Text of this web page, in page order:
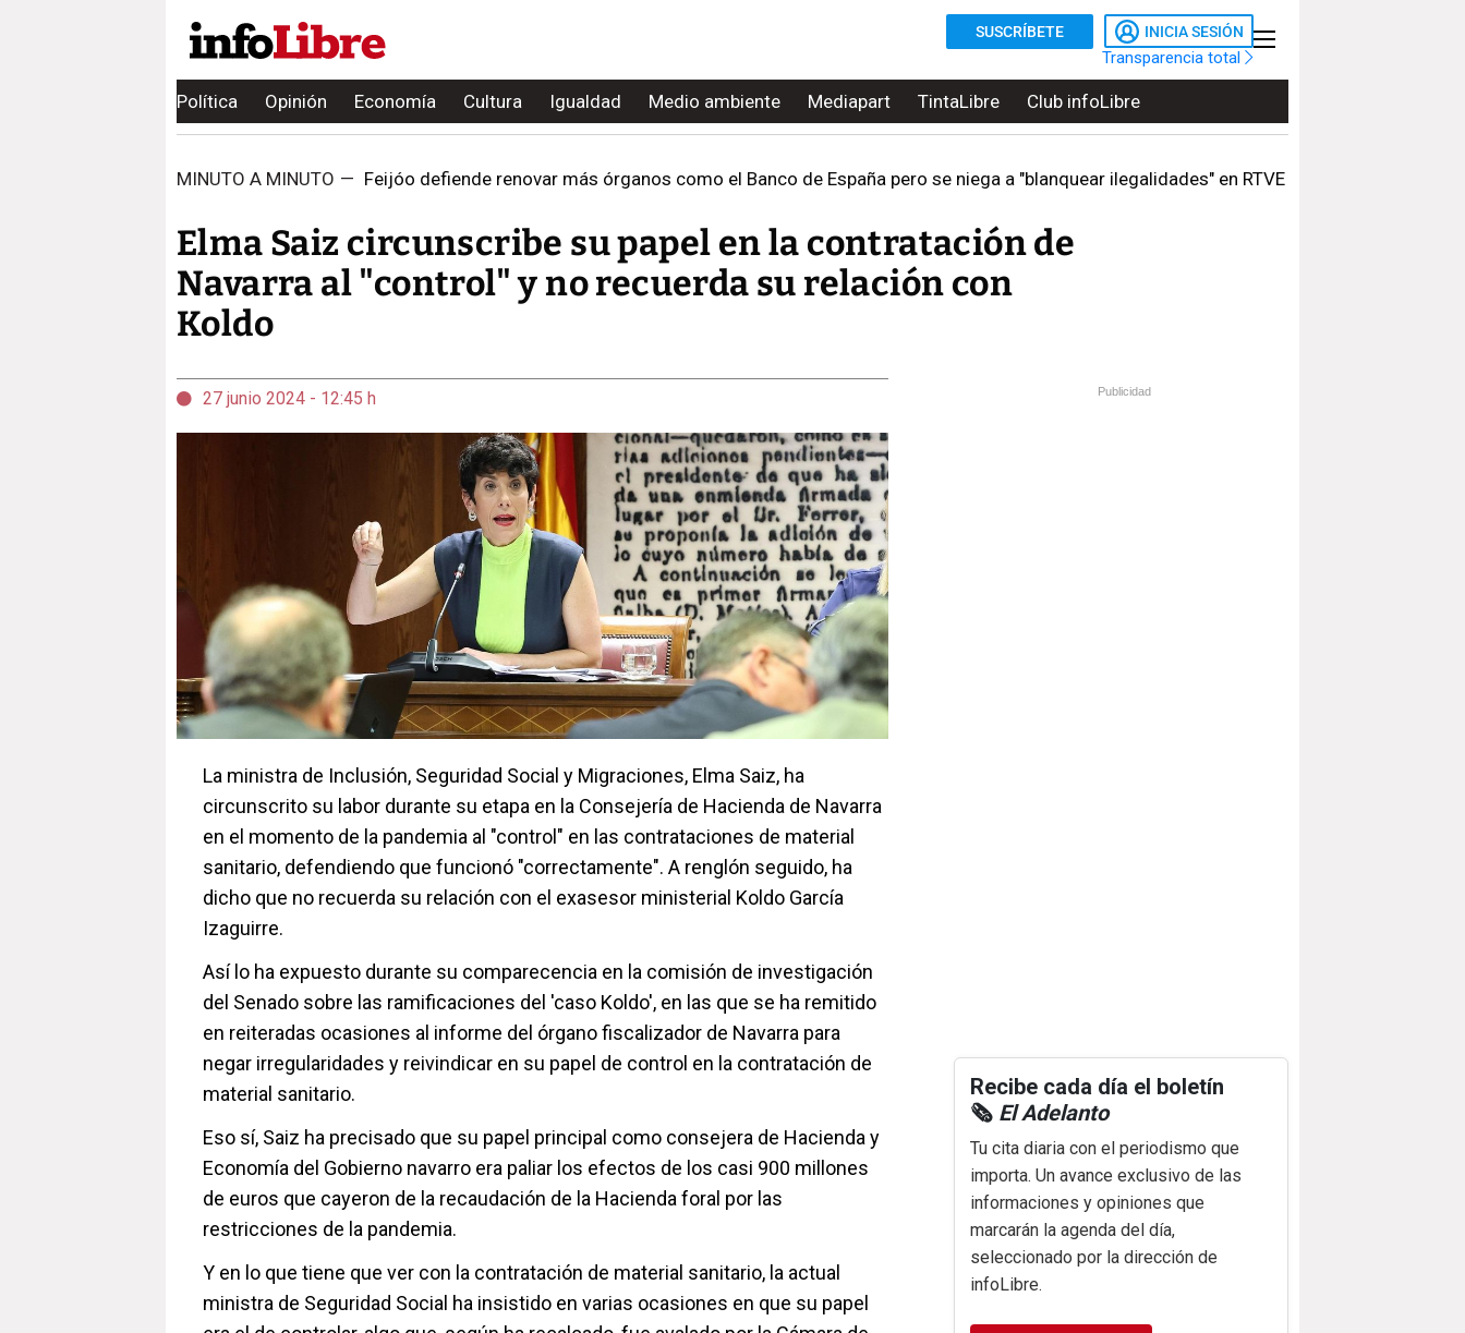
SUSCRÍBETE INICIA SESIÓN
Transparencia total
Política Opinión Economía Cultura Igualdad Medio ambiente Mediapart TintaLibre Club infoLibre
MINUTO A MINUTO — Feijóo defiende renovar más órganos como el Banco de España pero se niega a "blanquear ilegalidades" en RTVE
Elma Saiz circunscribe su papel en la contratación de
Navarra al "control" y no recuerda su relación con
Koldo
27 junio 2024 - 12:45 h
La ministra de Inclusión, Seguridad Social y Migraciones, Elma Saiz, ha
circunscrito su labor durante su etapa en la Consejería de Hacienda de Navarra
en el momento de la pandemia al "control" en las contrataciones de material
sanitario, defendiendo que funcionó "correctamente". A renglón seguido, ha
dicho que no recuerda su relación con el exasesor ministerial Koldo García
Izaguirre.
Así lo ha expuesto durante su comparecencia en la comisión de investigación
del Senado sobre las ramificaciones del 'caso Koldo', en las que se ha remitido
en reiteradas ocasiones al informe del órgano fiscalizador de Navarra para
negar irregularidades y reivindicar en su papel de control en la contratación de
material sanitario.
Eso sí, Saiz ha precisado que su papel principal como consejera de Hacienda y
Economía del Gobierno navarro era paliar los efectos de los casi 900 millones
de euros que cayeron de la recaudación de la Hacienda foral por las
restricciones de la pandemia.
Y en lo que tiene que ver con la contratación de material sanitario, la actual
ministra de Seguridad Social ha insistido en varias ocasiones en que su papel
Publicidad
Recibe cada día el boletín
🗞️ El Adelanto
Tu cita diaria con el periodismo que
importa. Un avance exclusivo de las
informaciones y opiniones que
marcarán la agenda del día,
seleccionado por la dirección de
infoLibre.